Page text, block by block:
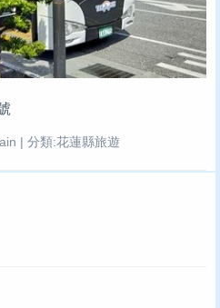
| 分類:花蓮縣旅遊